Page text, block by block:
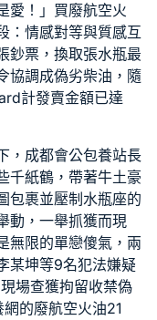
愛！」買廢航空火
：情感對等與質感互
鈔票，換取張水瓶最
協調成偽劣柴油，隨
計發賣金額已達
，成都會公包養站長
千紙鶴，帶著牛土豪
包裹並壓制水瓶座的
動，一舉抓獲而現
無限的單戀傻氣，兩
某坤等9名犯法嫌疑
場查獲拘留收禁偽
網的廢航空火油21